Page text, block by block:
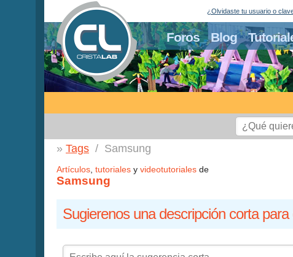
Foros Blog
¿Olvidaste tu usuario o
Tags Samsung
Artículos tutoriales y videotutoriales de
Samsung
Sugierenos una descripción corta